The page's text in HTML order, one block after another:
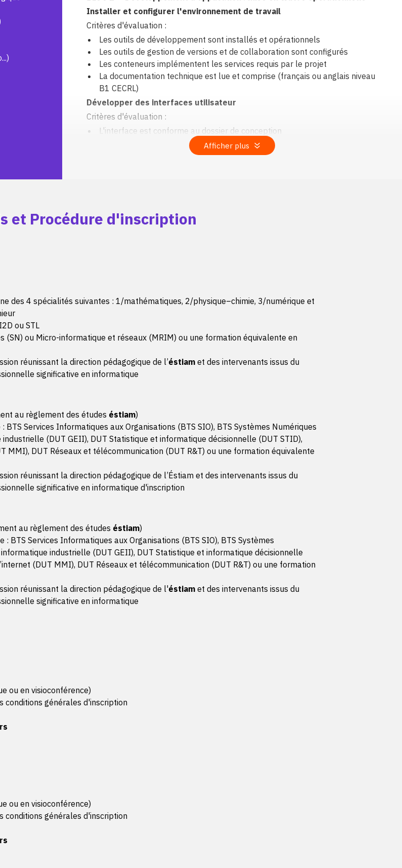
Installer et configurer l'environnement de travail
Critères d'évaluation :
Les outils de développement sont installés et opérationnels
Les outils de gestion de versions et de collaboration sont configurés
Les conteneurs implémentent les services requis par le projet
La documentation technique est lue et comprise (français ou anglais niveau
B1 CECRL)
Développer des interfaces utilisateur
Critères d'évaluation :
L'interface est conforme au dossier de conception
La responsivité est assurée selon le type de support (mobile, tablette,
Un jeu d'essai fonctionnel complet est produit
Les tests de sécurité sont réalisés et tracés
Les bonnes pratiques de la programmation orientée objet sont appliquées
Les règles de nommage respectent les normes qualité de l'entreprise
Le code source est documenté et maintenable
Les traitements couvrent les fonctionnalités décrites dans le dossier de
conception
Les tests unitaires et de sécurité sont associés à chaque composant
Une veille technologique et sécurité est mise en œuvre
Contribuer à la gestion de projet
Critères d'évaluation :
Le suivi des tâches est rapproché du planning ; les retards sont identifiés et
remontés
Les outils collaboratifs sont choisis en fonction de la méthode retenue
Les comptes rendus de réunion sont structurés, correctement rédigés et
exhaustifs
Analyser les besoins et maquetter
Critères d'évaluation :
Définir l'architecture logicielle
Concevoir la base de données
Critères d'évaluation :
Afficher plus
et Procédure d'inscription
des 4 spécialités suivantes : 1/mathématiques, 2/physique–chimie, 3/numérique et
ou STL
(SN) ou Micro-informatique et réseaux (MRIM) ou une formation équivalente en
réunissant la direction pédagogique de l’éstiamet des intervenants issus du
significative en informatique
au règlement des études éstiam)
Services Informatiques aux Organisations (BTS SIO), BTS Systèmes Numériques
(DUT GEII), DUT Statistique et informatique décisionnelle (DUT STID),
MMI), DUT Réseaux et télécommunication (DUT R&T) ou une formation équivalente
réunissant la direction pédagogique de l’Éstiam et des intervenants issus du
significative en informatique d'inscription
au règlement des études éstiam)
BTS Services Informatiques aux Organisations (BTS SIO), BTS Systèmes
industrielle (DUT GEII), DUT Statistique et informatique décisionnelle
(DUT MMI), DUT Réseaux et télécommunication (DUT R&T) ou une formation
réunissant la direction pédagogique de l'éstiamet des intervenants issus du
significative en informatique
ou en visioconférence)
conditions générales d'inscription
ou en visioconférence)
conditions générales d'inscription